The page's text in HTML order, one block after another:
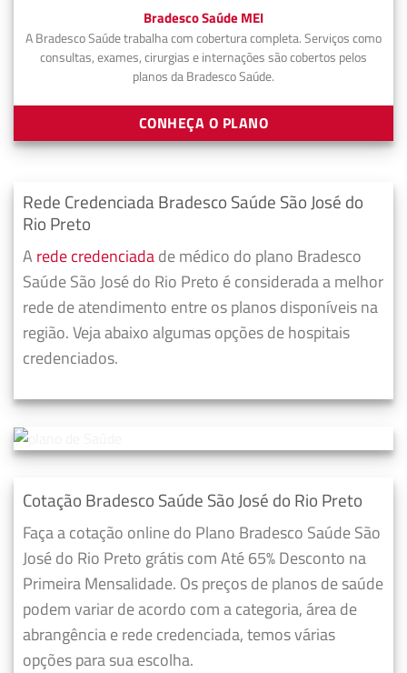
Bradesco Saúde MEI
A Bradesco Saúde trabalha com cobertura completa. Serviços como
consultas, exames, cirurgias e internações são cobertos pelos
planos da Bradesco Saúde.
CONHEÇA O PLANO
Rede Credenciada Bradesco Saúde São José do
Rio Preto
A rede credenciadade médico do plano Bradesco
Saúde São José do Rio Preto é considerada a melhor
rede de atendimento entre os planos disponíveis na
região. Veja abaixo algumas opções de hospitais
credenciados.
Cotação Bradesco Saúde São José do Rio Preto
Faça a cotação online do Plano Bradesco Saúde São
José do Rio Preto grátis com Até 65% Desconto na
Primeira Mensalidade. Os preços de planos de saúde
podem variar de acordo com a categoria, área de
abrangência e rede credenciada, temos várias
opções para sua escolha.